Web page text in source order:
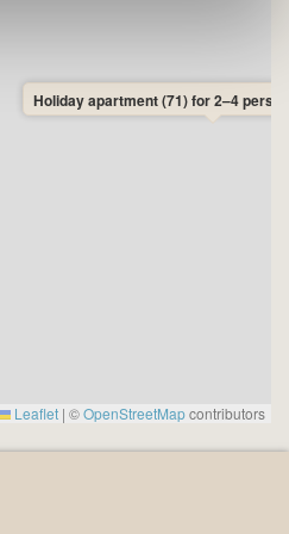
Holiday apartment (71) for 2–4
Leaflet | ©OpenStreetMapcontributors